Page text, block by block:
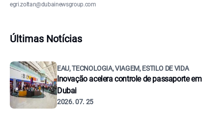
egri.zoltan@dubainewsgroup.com
Últimas Notícias
EAU, TECNOLOGIA, VIAGEM, ESTILO DE VIDA
Inovação acelera controle de passaporte em
Dubai
2026. 07. 25